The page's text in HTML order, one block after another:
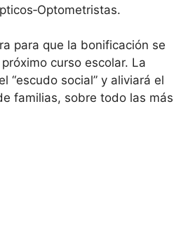
para que la bonificación se
curso escolar. La
“escudo social” y aliviará el
familias, sobre todo las más